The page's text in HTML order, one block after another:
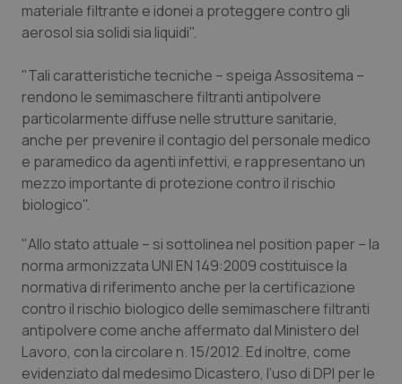
Quotidiano Cardiologia
Quotidiano Chirurgia
Quotidiano Oncologia
Quotidiano Pediatria
Salute orale & impianti
Sangue & coagulazione
Tiroide
materiale filtrante e idonei a proteggere contro gli
aerosol sia solidi sia liquidi".
"Tali caratteristiche tecniche – speiga Assositema –
rendono le semimaschere filtranti antipolvere
particolarmente diffuse nelle strutture sanitarie,
anche per prevenire il contagio del personale medico
e paramedico da agenti infettivi, e rappresentano un
mezzo importante di protezione contro il rischio
biologico".
"Allo stato attuale – si sottolinea nel position paper – la
norma armonizzata UNI EN 149:2009 costituisce la
normativa di riferimento anche per la certificazione
contro il rischio biologico delle semimaschere filtranti
antipolvere come anche affermato dal Ministero del
Lavoro, con la circolare n. 15/2012. Ed inoltre, come
evidenziato dal medesimo Dicastero, l’uso di DPI per le